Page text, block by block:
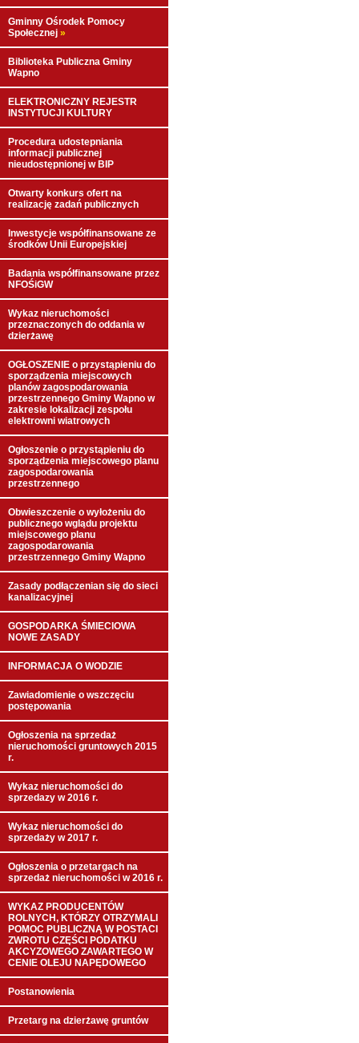
Gminny Ośrodek Pomocy
Społecznej »
Biblioteka Publiczna Gminy
Wapno
ELEKTRONICZNY REJESTR
INSTYTUCJI KULTURY
Procedura udostepniania
informacji publicznej
nieudostępnionej w BIP
Otwarty konkurs ofert na
realizację zadań publicznych
Inwestycje współfinansowane ze
środków Unii Europejskiej
Badania współfinansowane przez
NFOŚiGW
Wykaz nieruchomości
przeznaczonych do oddania w
dzierżawę
OGŁOSZENIE o przystąpieniu do
sporządzenia miejscowych
planów zagospodarowania
przestrzennego Gminy Wapno w
zakresie lokalizacji zespołu
elektrowni wiatrowych
Ogłoszenie o przystąpieniu do
sporządzenia miejscowego planu
zagospodarowania
przestrzennego
Obwieszczenie o wyłożeniu do
publicznego wglądu projektu
miejscowego planu
zagospodarowania
przestrzennego Gminy Wapno
Zasady podłączenian się do sieci
kanalizacyjnej
GOSPODARKA ŚMIECIOWA
NOWE ZASADY
INFORMACJA O WODZIE
Zawiadomienie o wszczęciu
postępowania
Ogłoszenia na sprzedaż
nieruchomości gruntowych 2015
r.
Wykaz nieruchomości do
sprzedazy w 2016 r.
Wykaz nieruchomości do
sprzedaży w 2017 r.
Ogłoszenia o przetargach na
sprzedaż nieruchomości w 2016 r.
WYKAZ PRODUCENTÓW
ROLNYCH, KTÓRZY OTRZYMALI
POMOC PUBLICZNĄ W POSTACI
ZWROTU CZĘŚCI PODATKU
AKCYZOWEGO ZAWARTEGO W
CENIE OLEJU NAPĘDOWEGO
Postanowienia
Przetarg na dzierżawę gruntów